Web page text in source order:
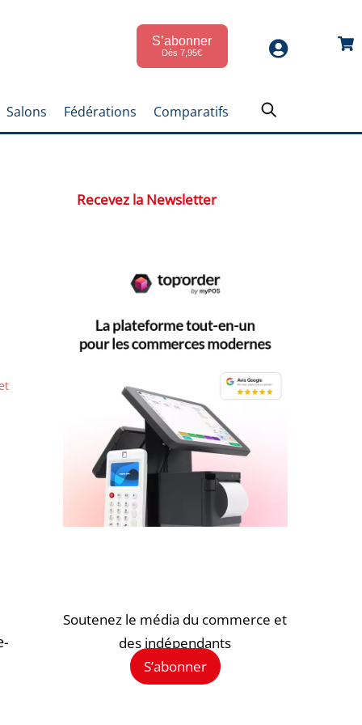
S’abonner
Dès 7,95€
Salons Fédérations Comparatifs
Recevez la Newsletter
Soutenez le média du commerce et
des indépendants
S’abonner